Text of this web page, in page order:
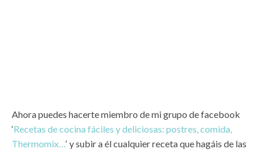
Ahora puedes hacerte miembro de mi grupo de facebook
‘Recetas de cocina fáciles y deliciosas: postres, comida,
Thermomix…‘ y subir a él cualquier receta que hagáis de las